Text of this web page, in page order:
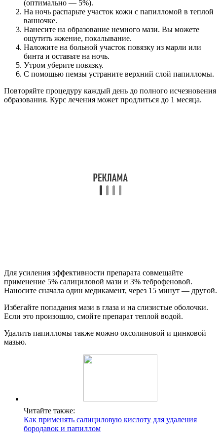
(оптимально — 5%).
На ночь распарьте участок кожи с папилломой в теплой
ванночке.
Нанесите на образование немного мази. Вы можете
ощутить жжение, покалывание.
Наложите на больной участок повязку из марли или
бинта и оставьте на ночь.
Утром уберите повязку.
С помощью пемзы устраните верхний слой папилломы.
Повторяйте процедуру каждый день до полного исчезновения
образования. Курс лечения может продлиться до 1 месяца.
Для усиления эффективности препарата совмещайте
применение 5% салициловой мази и 3% теброфеновой.
Наносите сначала один медикамент, через 15 минут — другой.
Избегайте попадания мази в глаза и на слизистые оболочки.
Если это произошло, смойте препарат теплой водой.
Удалить папилломы также можно оксолиновой и цинковой
мазью.
Читайте также:
Как применять салициловую кислоту для удаления
бородавок и папиллом